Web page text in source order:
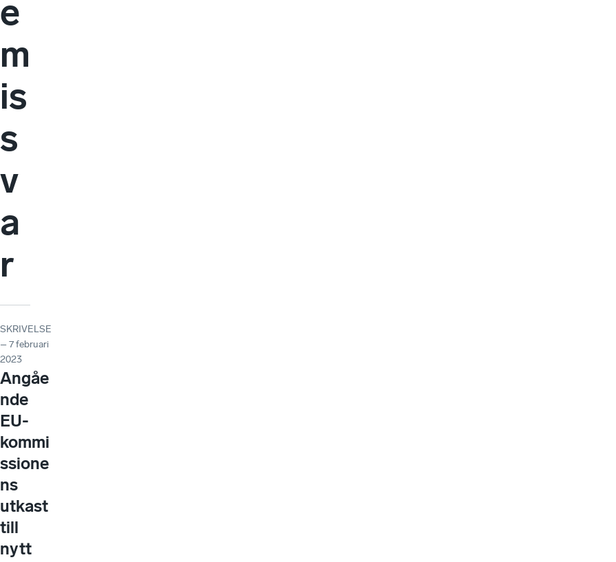
e
m
is
s
v
a
r
SKRIVELSE
– 7 februari
2023
Angåe
nde
EU-
kommi
ssione
ns
utkast
till
nytt